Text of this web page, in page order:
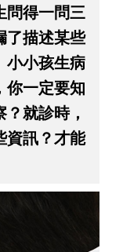
問得一問三
了描述某些
小小孩生病
你一定要知
就診時，
資訊？才能